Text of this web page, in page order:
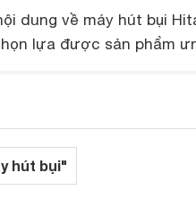
dung về máy hút bụi
lựa được sản phẩm
hút bụi"